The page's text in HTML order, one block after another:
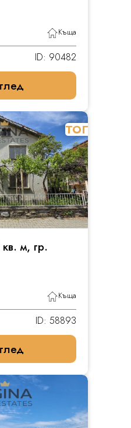
Къща
ID: 90482
ТОП
м, гр.
Къща
ID: 58893